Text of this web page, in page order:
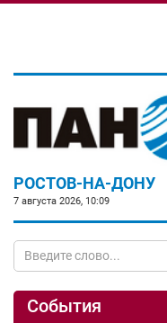
РОСТОВ-НА-ДОНУ
7 августа 2026, 10:09
События